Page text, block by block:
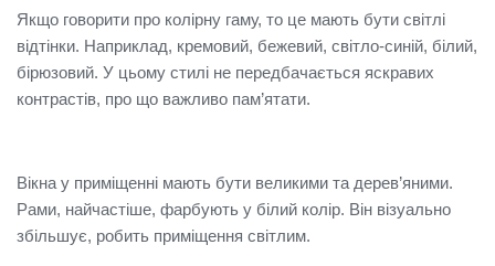
Якщо говорити про колірну гаму, то це мають бути світлі
відтінки. Наприклад, кремовий, бежевий, світло-синій, білий,
бірюзовий. У цьому стилі не передбачається яскравих
контрастів, про що важливо пам’ятати.
Вікна у приміщенні мають бути великими та дерев’яними.
Рами, найчастіше, фарбують у білий колір. Він візуально
збільшує, робить приміщення світлим.